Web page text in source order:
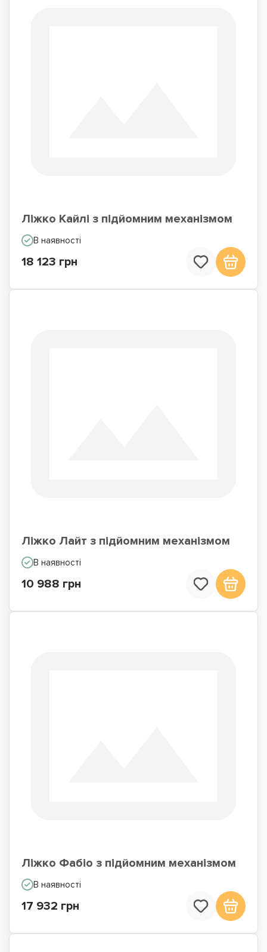
Ліжко Кайлі з підйомним механізмом
В наявності
18 123 грн
Ліжко Лайт з підйомним механізмом
В наявності
10 988 грн
Ліжко Фабіо з підйомним механізмом
В наявності
17 932 грн